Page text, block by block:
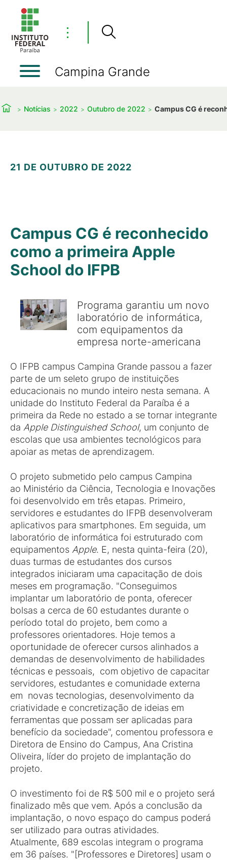
⋮
Campina Grande
Notícias 2022 Outubro de 2022 Campus CG é
21 DE OUTUBRO DE 2022
Campus CG é reconhecido
como a primeira Apple
School do IFPB
Programa garantiu um novo
laboratório de informática,
com equipamentos da
empresa norte-americana
O IFPB campus Campina Grande passou a fazer
parte de um seleto grupo de instituições
educacionais no mundo inteiro nesta semana. A
unidade do Instituto Federal da Paraíba é a
primeira da Rede no estado a se tornar integrante
da Apple Distinguished School, um conjunto de
escolas que usa ambientes tecnológicos para
apoiar as metas de aprendizagem.
O projeto submetido pelo campus Campina
ao Ministério da Ciência, Tecnologia e Inovações
foi desenvolvido em três etapas. Primeiro,
servidores e estudantes do IFPB desenvolveram
aplicativos para smartphones. Em seguida, um
laboratório de informática foi estruturado com
equipamentos Apple. E, nesta quinta-feira (20),
duas turmas de estudantes dos cursos
integrados iniciaram uma capacitação de dois
meses em programação. "Conseguimos
implantar um laboratório de ponta, oferecer
bolsas a cerca de 60 estudantes durante o
período total do projeto, bem como a
professores orientadores. Hoje temos a
oportunidade de oferecer cursos alinhados a
demandas de desenvolvimento de habilidades
técnicas e pessoais, com objetivo de capacitar
servidores, estudantes e comunidade externa
em novas tecnologias, desenvolvimento da
criatividade e concretização de ideias em
ferramentas que possam ser aplicadas para
benefício da sociedade", comentou professora e
Diretora de Ensino do Campus, Ana Cristina
Oliveira, líder do projeto de implantação do
projeto.
O investimento foi de R$ 500 mil e o projeto será
finalizado mês que vem. Após a conclusão da
implantação, o novo espaço do campus poderá
ser utilizado para outras atividades.
Atualmente, 689 escolas integram o programa
em 36 países. "[Professores e Diretores] usam o